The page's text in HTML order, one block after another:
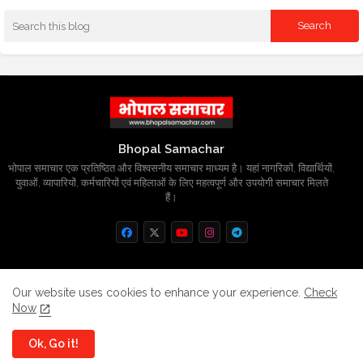
Bhopal Samachar
भोपाल समाचार एक प्रतिष्ठित और विश्वसनीय समाचार माध्यम है। यहां नागरिकों, विद्यार्थियों,
युवाओं, व्यापारियों, कर्मचारियों एवं महिलाओं के लिए महत्वपूर्ण और उपयोगी समाचार मिलते
हैं।
All Right Reserved Copyright
Home About Contact us
Privacy Policy
Our website uses cookies to enhance your experience. Check
Now
Ok, Go it!